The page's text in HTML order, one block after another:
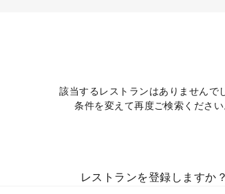
該当するレストランはありませんで
条件を変えて再度ご検索ください
レストランを登録しますか？